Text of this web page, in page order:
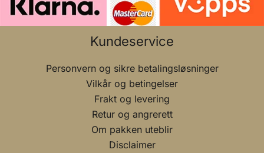
Kundeservice
Personvern og sikre betalingsløsninger
Vilkår og betingelser
Frakt og levering
Retur og angrerett
Om pakken uteblir
Disclaimer